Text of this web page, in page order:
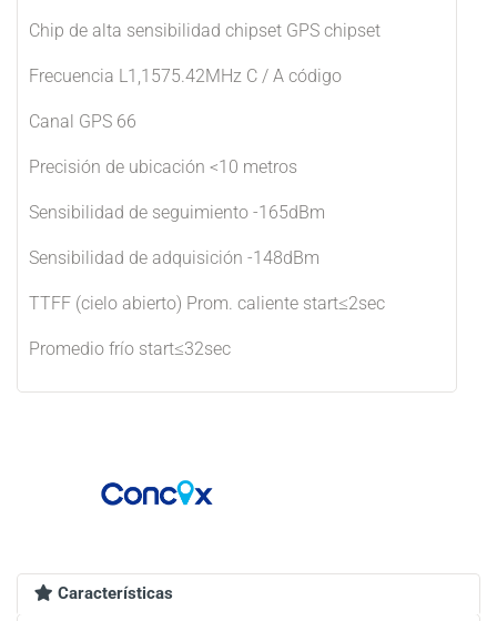
Chip de alta sensibilidad chipset GPS chipset
Frecuencia L1,1575.42MHz C / A código
Canal GPS 66
Precisión de ubicación <10 metros
Sensibilidad de seguimiento -165dBm
Sensibilidad de adquisición -148dBm
TTFF (cielo abierto) Prom. caliente start≤2sec
Promedio frío start≤32sec
Características